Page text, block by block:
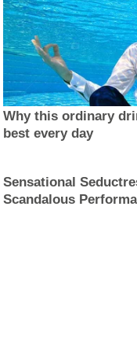
Why this ordinary
best every day
Sensational
Scandalous